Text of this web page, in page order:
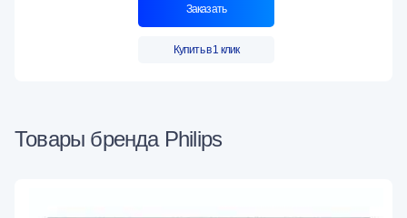
Заказать
Купить в 1 клик
Товары бренда Philips